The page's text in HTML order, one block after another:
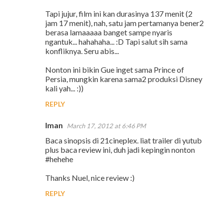
Tapi jujur, film ini kan durasinya 137 menit (2
jam 17 menit), nah, satu jam pertamanya bener2
berasa lamaaaaa banget sampe nyaris
ngantuk... hahahaha... :D Tapi salut sih sama
konfliknya. Seru abis...
Nonton ini bikin Gue inget sama Prince of
Persia, mungkin karena sama2 produksi Disney
kali yah... :))
REPLY
Iman March 17, 2012 at 6:46 PM
Baca sinopsis di 21cineplex. liat trailer di yutub
plus baca review ini, duh jadi kepingin nonton
#hehehe
Thanks Nuel, nice review :)
REPLY